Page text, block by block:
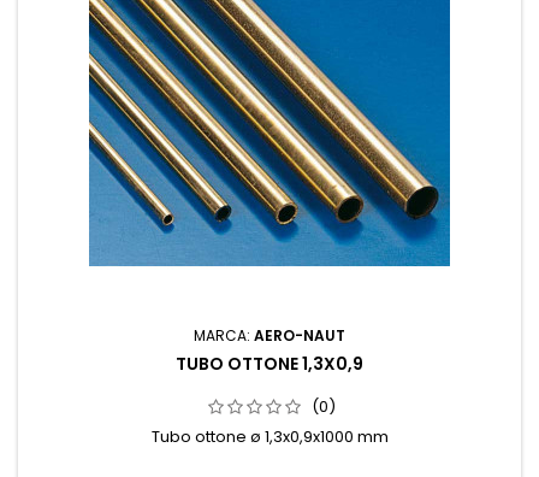
MARCA: AERO-NAUT
TUBO OTTONE 1,3X0,9
(0)
Tubo ottone ø 1,3x0,9x1000 mm